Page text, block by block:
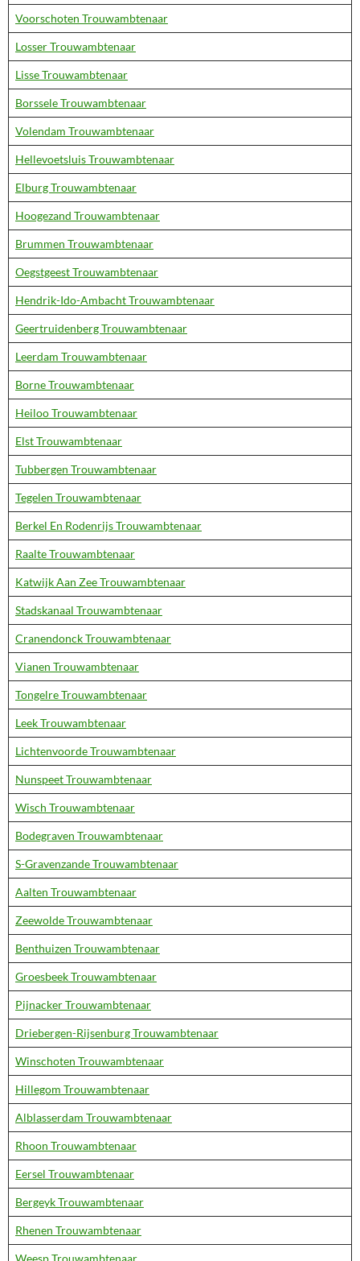
Voorschoten Trouwambtenaar
Losser Trouwambtenaar
Lisse Trouwambtenaar
Borssele Trouwambtenaar
Volendam Trouwambtenaar
Hellevoetsluis Trouwambtenaar
Elburg Trouwambtenaar
Hoogezand Trouwambtenaar
Brummen Trouwambtenaar
Oegstgeest Trouwambtenaar
Hendrik-Ido-Ambacht Trouwambtenaar
Geertruidenberg Trouwambtenaar
Leerdam Trouwambtenaar
Borne Trouwambtenaar
Heiloo Trouwambtenaar
Elst Trouwambtenaar
Tubbergen Trouwambtenaar
Tegelen Trouwambtenaar
Berkel En Rodenrijs Trouwambtenaar
Raalte Trouwambtenaar
Katwijk Aan Zee Trouwambtenaar
Stadskanaal Trouwambtenaar
Cranendonck Trouwambtenaar
Vianen Trouwambtenaar
Tongelre Trouwambtenaar
Leek Trouwambtenaar
Lichtenvoorde Trouwambtenaar
Nunspeet Trouwambtenaar
Wisch Trouwambtenaar
Bodegraven Trouwambtenaar
S-Gravenzande Trouwambtenaar
Aalten Trouwambtenaar
Zeewolde Trouwambtenaar
Benthuizen Trouwambtenaar
Groesbeek Trouwambtenaar
Pijnacker Trouwambtenaar
Driebergen-Rijsenburg Trouwambtenaar
Winschoten Trouwambtenaar
Hillegom Trouwambtenaar
Alblasserdam Trouwambtenaar
Rhoon Trouwambtenaar
Eersel Trouwambtenaar
Bergeyk Trouwambtenaar
Rhenen Trouwambtenaar
Weesp Trouwambtenaar